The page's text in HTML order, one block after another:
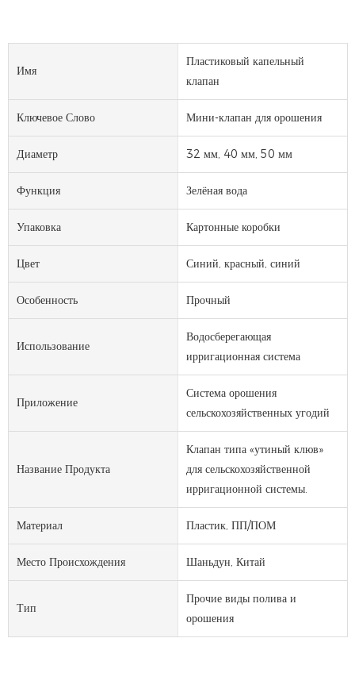
Имя
Пластиковый капельный
клапан
Ключевое Слово Мини-клапан для орошения
Диаметр 32 мм, 40 мм, 50 мм
Функция Зелёная вода
Упаковка Картонные коробки
Цвет Синий, красный, синий
Особенность Прочный
Использование
Водосберегающая
ирригационная система
Приложение
Система орошения
сельскохозяйственных угодий
Название Продукта
Клапан типа «утиный клюв»
для сельскохозяйственной
ирригационной системы.
Материал Пластик, ПП/ПОМ
Место Происхождения Шаньдун, Китай
Тип
Прочие виды полива и
орошения